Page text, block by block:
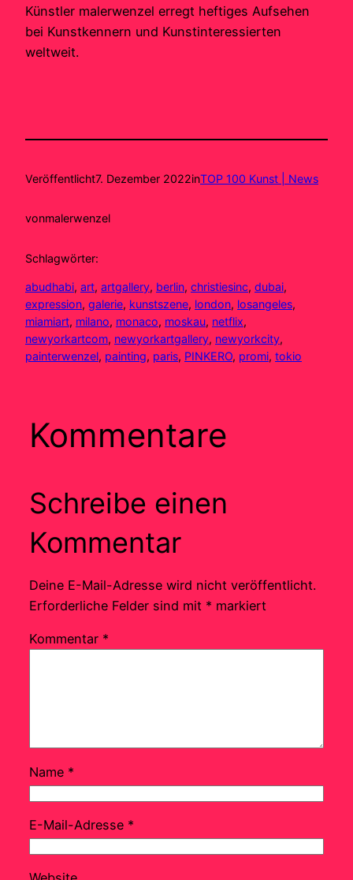
Künstler malerwenzel erregt heftiges Aufsehen
bei Kunstkennern und Kunstinteressierten
weltweit.
Veröffentlicht7. Dezember 2022inTOP 100 Kunst | News
vonmalerwenzel
Schlagwörter:
abudhabi, art, artgallery, berlin, christiesinc, dubai
expression, galerie, kunstszene, london, losangeles
miamiart, milano, monaco, moskau, netflix
newyorkartcom, newyorkartgallery, newyorkcity
painterwenzel, painting, paris, PINKERO, promi, tokio
Kommentare
Schreibe einen
Kommentar
Deine E-Mail-Adresse wird nicht veröffentlicht.
Erforderliche Felder sind mit * markiert
Kommentar *
Name *
E-Mail-Adresse *